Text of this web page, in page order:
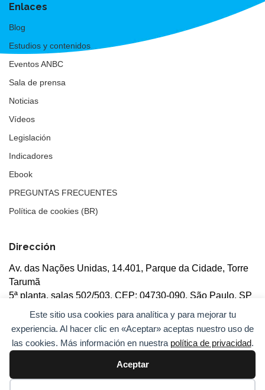
Este sitio usa cookies para analítica y para mejorar tu
experiencia. Al hacer clic en «Aceptar» aceptas nuestro uso de
las cookies. Más información en nuestra política de privacidad.
Aceptar
Enlaces
Blog
Estudios y contenidos
Eventos ANBC
Sala de prensa
Noticias
Vídeos
Legislación
Indicadores
Ebook
PREGUNTAS FRECUENTES
Política de cookies (BR)
Dirección
Av. das Nações Unidas, 14.401, Parque da Cidade, Torre
Tarumã
5ª planta, salas 502/503, CEP: 04730-090, São Paulo, SP
© 2026ANBC.Todos los derechos reservados.Mapa del